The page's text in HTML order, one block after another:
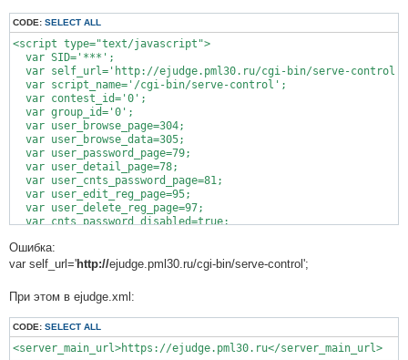
CODE: SELECT ALL
<script type="text/javascript">
  var SID='***';
  var self_url='http://ejudge.pml30.ru/cgi-bin/serve-control';
  var script_name='/cgi-bin/serve-control';
  var contest_id='0';
  var group_id='0';
  var user_browse_page=304;
  var user_browse_data=305;
  var user_password_page=79;
  var user_detail_page=78;
  var user_cnts_password_page=81;
  var user_edit_reg_page=95;
  var user_delete_reg_page=97;
  var cnts_password_disabled=true;
Ошибка:
var self_url='http://ejudge.pml30.ru/cgi-bin/serve-control';
При этом в ejudge.xml:
CODE: SELECT ALL
<server_main_url>https://ejudge.pml30.ru</server_main_url>